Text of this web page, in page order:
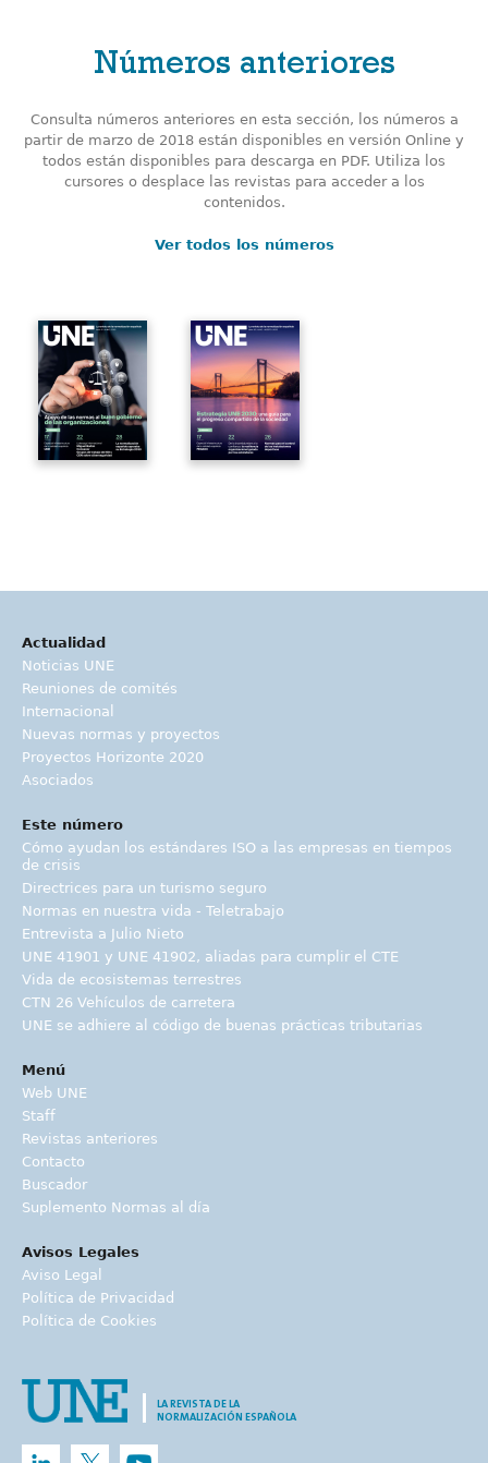
Números anteriores
Consulta números anteriores en esta sección, los números a
partir de marzo de 2018 están disponibles en versión Online y
todos están disponibles para descarga en PDF. Utiliza los
cursores o desplace las revistas para acceder a los
contenidos.
Ver todos los números
Actualidad
Noticias UNE
Reuniones de comités
Internacional
Nuevas normas y proyectos
Proyectos Horizonte 2020
Asociados
Este número
Cómo ayudan los estándares ISO a las empresas en tiempos
de crisis
Directrices para un turismo seguro
Normas en nuestra vida - Teletrabajo
Entrevista a Julio Nieto
UNE 41901 y UNE 41902, aliadas para cumplir el CTE
Vida de ecosistemas terrestres
CTN 26 Vehículos de carretera
UNE se adhiere al código de buenas prácticas tributarias
Menú
Web UNE
Staff
Revistas anteriores
Contacto
Buscador
Suplemento Normas al día
Avisos Legales
Aviso Legal
Política de Privacidad
Política de Cookies
LA REVISTA DE LA
NORMALIZACIÓN ESPAÑOLA